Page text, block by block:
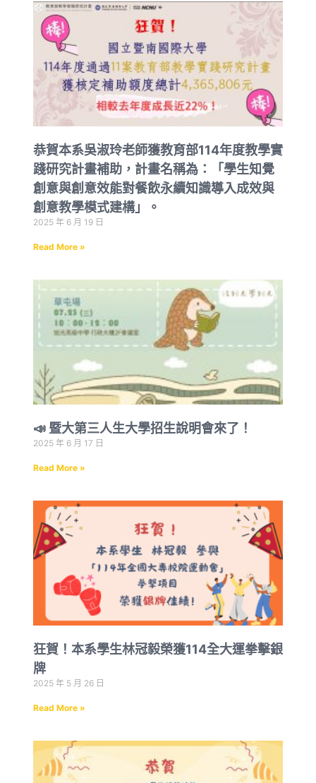
恭賀本系吳淑玲老師獲教育部114年度教學實
踐研究計畫補助，計畫名稱為：「學生知覺
創意與創意效能對餐飲永續知識導入成效與
創意教學模式建構」。
2025 年 6 月 19 日
Read More »
📣 暨大第三人生大學招生說明會來了！
2025 年 6 月 17 日
Read More »
狂賀！本系學生林冠毅榮獲114全大運拳擊銀
牌
2025 年 5 月 26 日
Read More »